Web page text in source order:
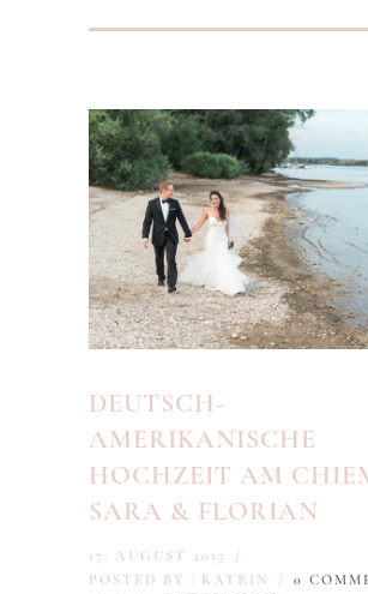
DEUTSCH-
AMERIKANISCHE
HOCHZEIT AM
SARA & FLORIAN
17. AUGUST 2017
/
POSTED BY : KATRIN
/ 0